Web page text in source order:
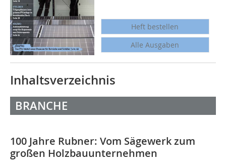
Heft bestellen
Alle Ausgaben
Inhaltsverzeichnis
BRANCHE
100 Jahre Rubner: Vom Sägewerk zum
großen Holzbauunternehmen